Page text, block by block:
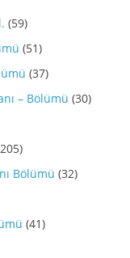
(59)
(51)
(37)
– Bölümü (30)
Bölümü (32)
(41)